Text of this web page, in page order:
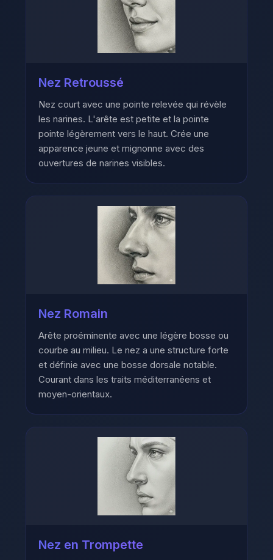
Nez Retroussé
Nez court avec une pointe relevée qui révèle
les narines. L'arête est petite et la pointe
pointe légèrement vers le haut. Crée une
apparence jeune et mignonne avec des
ouvertures de narines visibles.
Nez Romain
Arête proéminente avec une légère bosse ou
courbe au milieu. Le nez a une structure forte
et définie avec une bosse dorsale notable.
Courant dans les traits méditerranéens et
moyen-orientaux.
Nez en Trompette